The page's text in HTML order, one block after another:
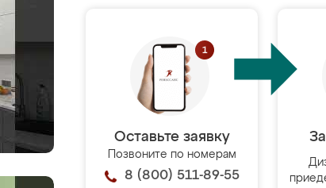
Оставьте заявку
Позвоните по номерам
8 (800) 511-89-55